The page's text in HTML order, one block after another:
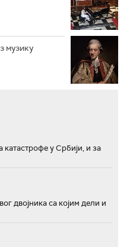
музику
у Србији, и за
двојника са којим дели и